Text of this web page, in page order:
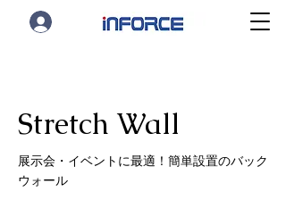
Stretch Wall
展示会・イベントに最適！簡単設置のバック
ウォール